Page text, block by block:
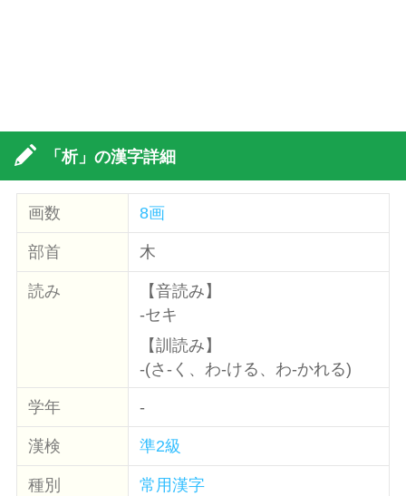
「析」の漢字詳細
画数 8画
部首 木
読み
【音読み】
-セキ
【訓読み】
-(さ-く、わ-ける、わ-かれる)
学年 -
漢検 準2級
種別
常用漢字